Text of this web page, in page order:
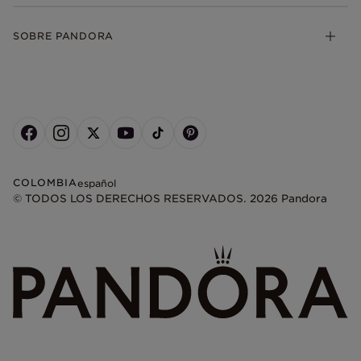
SOBRE PANDORA
COLOMBIAespañol
© TODOS LOS DERECHOS RESERVADOS. 2026 Pandora